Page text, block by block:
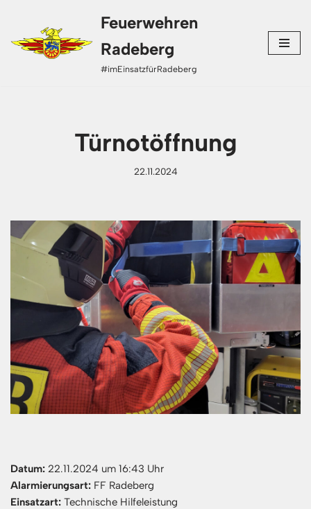
Zum
Inhalt
Feuerwehren
Radeberg
#imEinsatzfürRadeberg
Türnotöffnung
22.11.2024
Datum: 22.11.2024 um 16:43 Uhr
Alarmierungsart: FF Radeberg
Einsatzart: Technische Hilfeleistung